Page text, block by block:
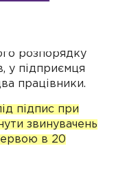
розпорядку
у підприємця
працівники.
підпис при
звинувачень
в 20